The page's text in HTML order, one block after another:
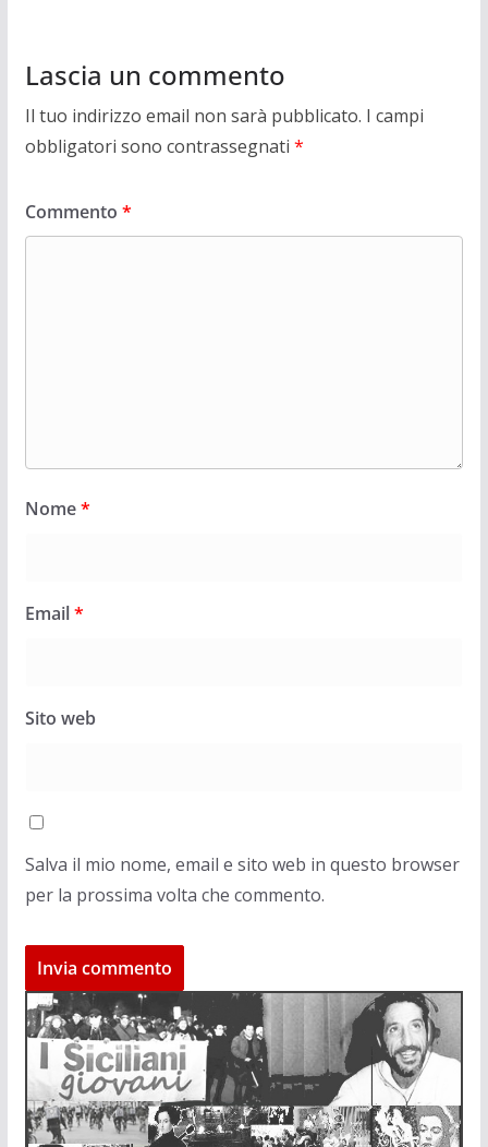
Lascia un commento
Il tuo indirizzo email non sarà pubblicato. I campi
obbligatori sono contrassegnati *
Commento *
Nome*
Email*
Sito web
Salva il mio nome, email e sito web in questo browser
per la prossima volta che commento.